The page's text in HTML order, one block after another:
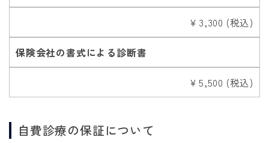
￥3,300 (税込)
保険会社の書式による診断書
￥5,500 (税込)
自費診療の保証について